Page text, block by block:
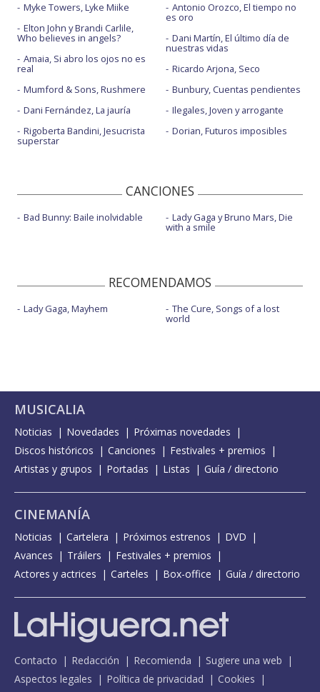
Myke Towers, Lyke Miike
Elton John y Brandi Carlile,
Who believes in angels?
Amaia, Si abro los ojos no es
real
Mumford & Sons, Rushmere
Dani Fernández, La jauría
Rigoberta Bandini, Jesucrista
superstar
Antonio Orozco, El tiempo no
es oro
Dani Martín, El último día de
nuestras vidas
Ricardo Arjona, Seco
Bunbury, Cuentas pendientes
Ilegales, Joven y arrogante
Dorian, Futuros imposibles
CANCIONES
Bad Bunny: Baile inolvidable Lady Gaga y Bruno Mars, Die
with a smile
RECOMENDAMOS
Lady Gaga, Mayhem The Cure, Songs of a lost
world
MUSICALIA
Noticias Novedades
Próximas novedades
Discos históricos
Canciones
Festivales + premios
Artistas y grupos
Portadas Listas Guía / directorio
CINEMANÍA
Noticias Cartelera Próximos estrenos
DVD
Avances
Tráilers
Festivales + premios
Actores y actrices
Carteles Box-office Guía / directorio
Contacto Redacción Recomienda
Sugiere una web
Aspectos legales
Política de privacidad
Cookies